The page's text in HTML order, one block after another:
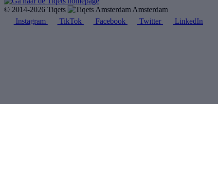
© 2014-2026 Tiqets
Amsterdam
Instagram
TikTok Facebook Twitter LinkedIn